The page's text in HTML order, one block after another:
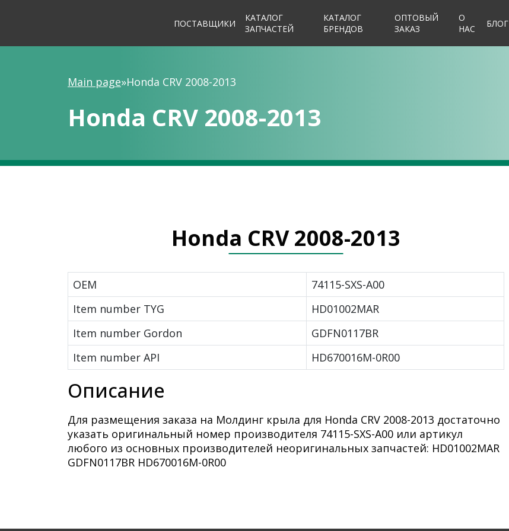
ПОСТАВЩИКИ
КАТАЛОГ
ЗАПЧАСТЕЙ
КАТАЛОГ
БРЕНДОВ
ОПТОВЫЙ
ЗАКАЗ
О
НАС
БЛОГ
Main page»Honda CRV 2008-2013
Honda CRV 2008-2013
Honda CRV 2008-2013
OEM
74115-SXS-A00
Item number TYG
HD01002MAR
Item number Gordon
GDFN0117BR
Item number API
HD670016M-0R00
Описание
Для размещения заказа на Молдинг крыла для Honda CRV 2008-2013 достаточно
указать оригинальный номер производителя 74115-SXS-A00 или артикул
любого из основных производителей неоригинальных запчастей: HD01002MAR
GDFN0117BR HD670016M-0R00